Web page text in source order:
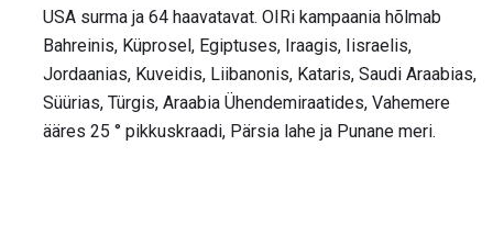
USA surma ja 64 haavatavat. OIRi kampaania hõlmab
Bahreinis, Küprosel, Egiptuses, Iraagis, Iisraelis,
Jordaanias, Kuveidis, Liibanonis, Kataris, Saudi Araabias,
Süürias, Türgis, Araabia Ühendemiraatides, Vahemere
ääres 25 ° pikkuskraadi, Pärsia lahe ja Punane meri.